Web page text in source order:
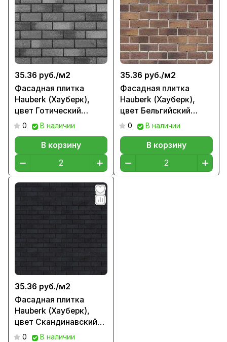
35.36 руб./м2
Фасадная плитка
Hauberk (Хауберк),
цвет Готический
кирпич
0 В наличии
В корзину
35.36 руб./м2
Фасадная плитка
Hauberk (Хауберк),
цвет Бельгийский
кирпич
0 В наличии
В корзину
35.36 руб./м2
Фасадная плитка
Hauberk (Хауберк),
цвет Скандинавский
кирпич
0 В наличии